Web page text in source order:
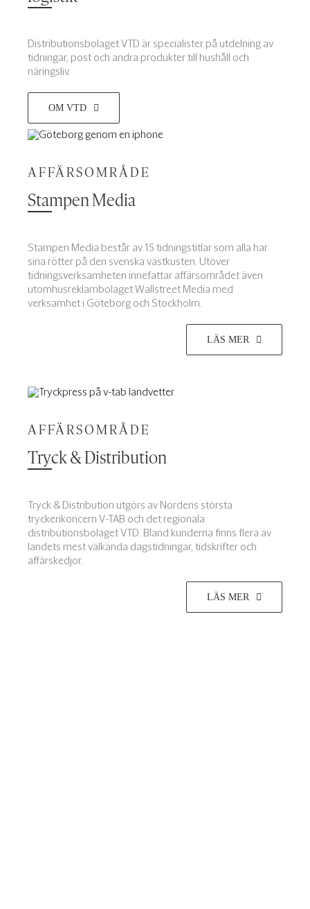
Distributionsbolaget VTD är specialister på utdelning av
tidningar, post och andra produkter till hushåll och
näringsliv.
OM VTD
AFFÄRSOMRÅDE
Stampen Media
Stampen Media består av 15 tidningstitlar som alla har
sina rötter på den svenska västkusten. Utöver
tidningsverksamheten innefattar affärsområdet även
utomhusreklambolaget Wallstreet Media med
verksamhet i Göteborg och Stockholm.
LÄS MER
AFFÄRSOMRÅDE
Tryck & Distribution
Tryck & Distribution utgörs av Nordens största
tryckerikoncern V-TAB och det regionala
distributionsbolaget VTD. Bland kunderna finns flera av
landets mest välkända dagstidningar, tidskrifter och
affärskedjor.
LÄS MER